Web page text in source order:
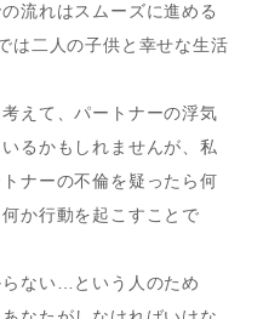
流れはスムーズに進める
は二人の子供と幸せな生活
えて、パートナーの浮気
るかもしれませんが、私
ナーの不倫を疑ったら何
か行動を起こすことで
ない…という人のため